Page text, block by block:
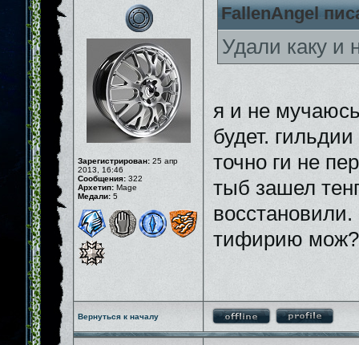
Зарегистрирован: 25 апр
2013, 16:46
Сообщения: 322
Архетип: Mage
Медали: 5
FallenAngel
Удали каку и
я и не
будет.
точно ги не
тыб зашел
тифирию мож?
Вернуться к началу